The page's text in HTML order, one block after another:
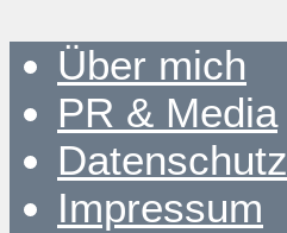
Über mich
PR & Media
Datenschutz
Impressum